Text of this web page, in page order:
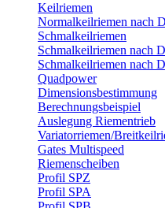
Keilriemen
Normalkeilriemen nach
Schmalkeilriemen
Schmalkeilriemen nach
Schmalkeilriemen nach
Quadpower
Dimensionsbestimmung
Berechnungsbeispiel
Auslegung Riementrieb
Variatorriemen/
Gates Multispeed
Riemenscheiben
Profil SPZ
Profil SPA